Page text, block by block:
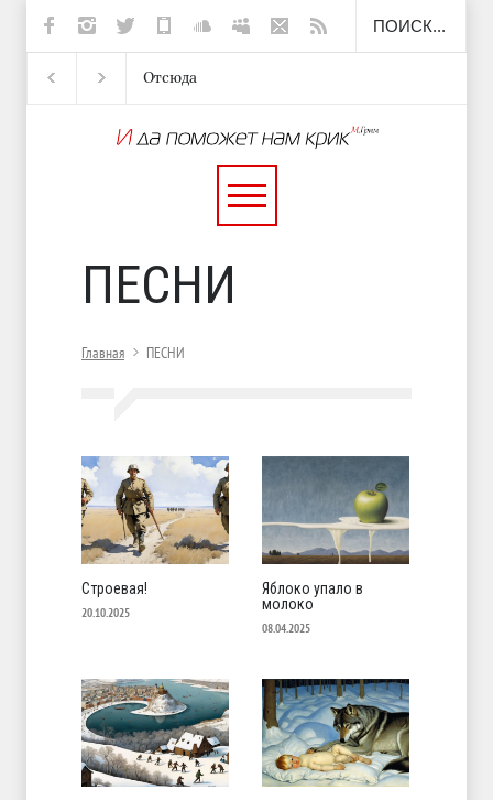
Отсюда
ПЕСНИ
Главная ПЕСНИ
Строевая!
20.10.2025
Яблоко упало в
молоко
08.04.2025